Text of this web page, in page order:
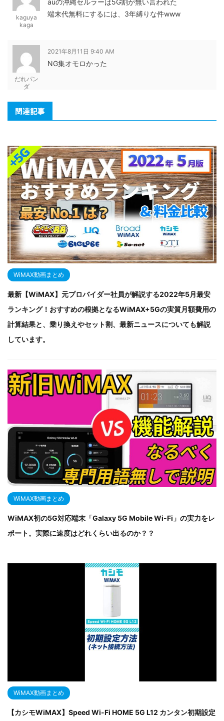
kaguya
kaga
auの沖縄セルラーは5G割が無い言われた
端末代無料にするには、3年縛りな件www
だれパン
ダ
2021年8月11日 9:40 AM
NG集オモロかった
関連記事
WiMAX動画まとめ
最新【WiMAX】元プロバイダー社員が解説する2022年5月最安
ランキング！おすすめの根拠となるWiMAX+5Gの実質月額費用の
計算結果と、乗り換えやセット割、最新ニュースについても解説
しています。
WiMAX動画まとめ
WiMAX初の5G対応端末「Galaxy 5G Mobile Wi-Fi」の実力をレ
ポート。実際に速度はどれくらい出るのか？？
WiMAX動画まとめ
【カシモWiMAX】Speed Wi-Fi HOME 5G L12 カンタン初期設定